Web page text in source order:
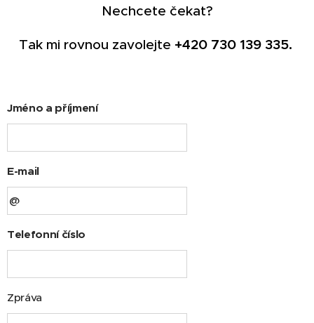
Nechcete čekat?
Tak mi rovnou zavolejte +420 730 139 335.
Jméno a příjmení
E-mail
Telefonní číslo
Zpráva